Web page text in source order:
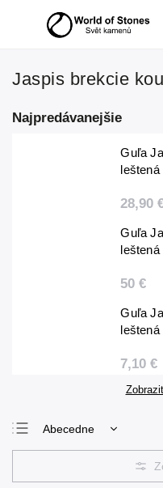
Jaspis brekcie
Najpredávanejšie
Guľa
28,90
Guľa
50 €
Guľa
7,10 €
Abecedne
Najlacnejšie
Najdrahšie